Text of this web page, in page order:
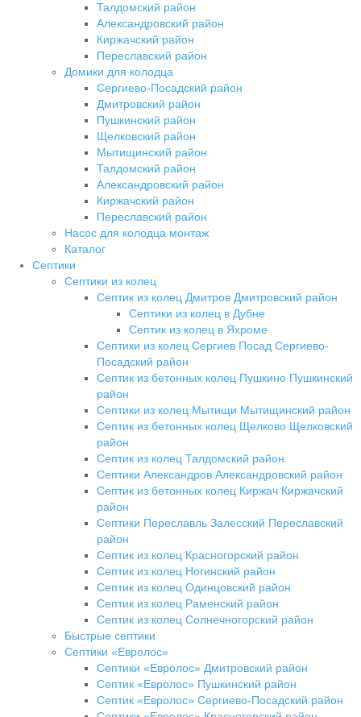
Талдомский район
Александровский район
Киржачский район
Переславский район
Домики для колодца
Сергиево-Посадский район
Дмитровский район
Пушкинский район
Щелковский район
Мытищинский район
Талдомский район
Александровский район
Киржачский район
Переславский район
Насос для колодца монтаж
Каталог
Септики
Септики из колец
Септик из колец Дмитров Дмитровский район
Септики из колец в Дубне
Септик из колец в Яхроме
Септики из колец Сергиев Посад Сергиево-
Посадский район
Септик из бетонных колец Пушкино Пушкинский
район
Септики из колец Мытищи Мытищинский район
Септик из бетонных колец Щелково Щелковский
район
Септик из колец Талдомский район
Септики Александров Александровский район
Септик из бетонных колец Киржач Киржачский
район
Септики Переславль Залесский Переславский
район
Септик из колец Красногорский район
Септик из колец Ногинский район
Септик из колец Одинцовский район
Септик из колец Раменский район
Септик из колец Солнечногорский район
Быстрые септики
Септики «Евролос»
Септики «Евролос» Дмитровский район
Септик «Евролос» Пушкинский район
Септик «Евролос» Сергиево-Посадский район